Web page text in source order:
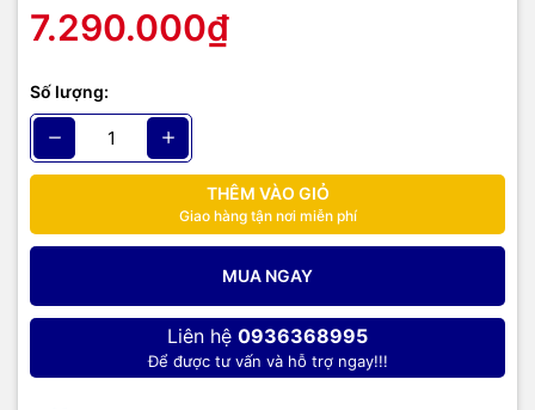
7.290.000₫
Số lượng:
THÊM VÀO GIỎ
Giao hàng tận nơi miễn phí
MUA NGAY
Liên hệ 0936368995
Để được tư vấn và hỗ trợ ngay!!!
Bảng 2: Danh sách các Switch Cisco 9200 tương thích với
C9200-24T-A
Catalyst 9200 24-port Data Switch, Network
Advantage
Catalyst 9200 24-port Data Switch, Network
Essentials
Catalyst 9200 24-port PoE+ Switch, Network
Advantage
Catalyst 9200 24-port PoE+ Switch. Network
Essentials